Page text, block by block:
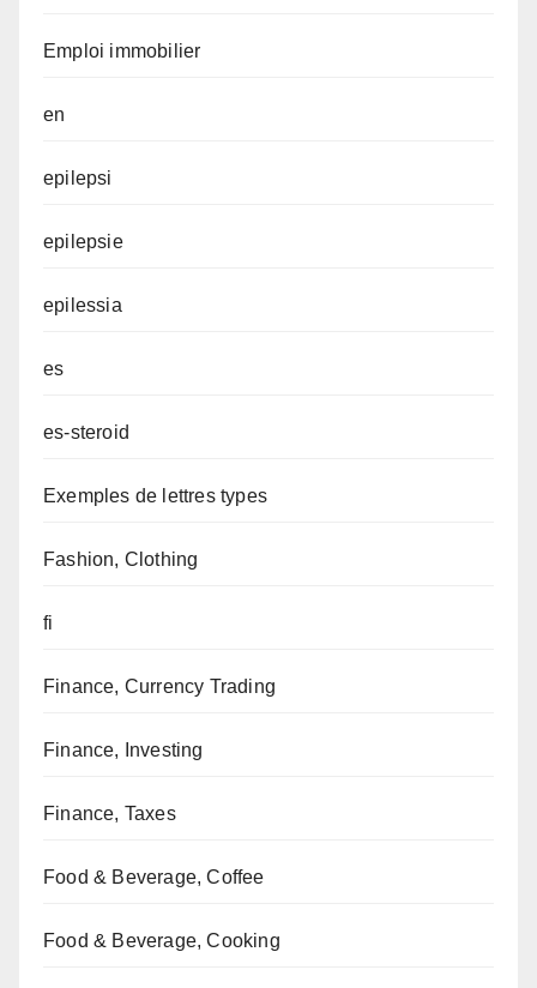
Emploi immobilier
en
epilepsi
epilepsie
epilessia
es
es-steroid
Exemples de lettres types
Fashion, Clothing
fi
Finance, Currency Trading
Finance, Investing
Finance, Taxes
Food & Beverage, Coffee
Food & Beverage, Cooking